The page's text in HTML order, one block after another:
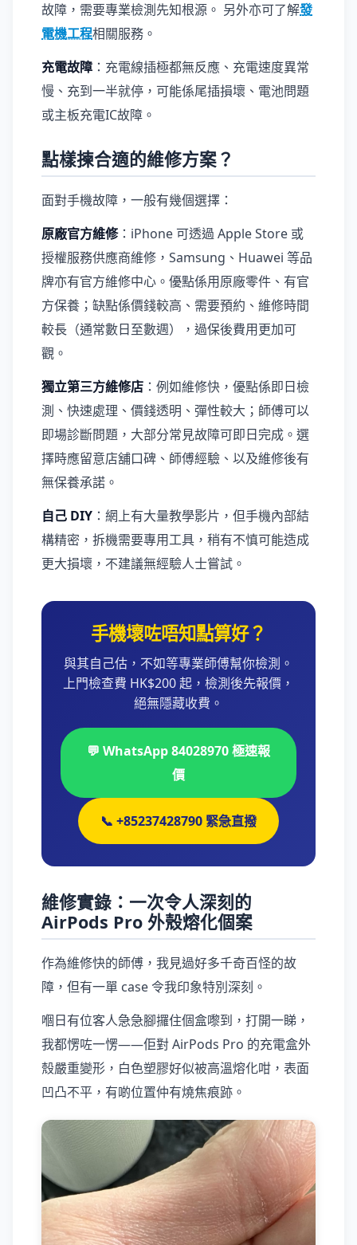
故障，需要專業檢測先知根源。 另外亦可了解發
電機工程相關服務。
充電故障 ：充電線插極都無反應、充電速度異常
慢、充到一半就停，可能係尾插損壞、電池問題
或主板充電IC故障。
點樣揀合適的維修方案？
面對手機故障，一般有幾個選擇：
原廠官方維修：iPhone 可透過 Apple Store 或
授權服務供應商維修，Samsung、Huawei 等品
牌亦有官方維修中心。優點係用原廠零件、有官
方保養；缺點係價錢較高、需要預約、維修時間
較長（通常數日至數週），過保後費用更加可
觀。
獨立第三方維修店 ：例如維修快，優點係即日檢
測、快速處理、價錢透明、彈性較大；師傅可以
即場診斷問題，大部分常見故障可即日完成。選
擇時應留意店舖口碑、師傅經驗、以及維修後有
無保養承諾。
自己 DIY ：網上有大量教學影片，但手機內部結
構精密，拆機需要專用工具，稍有不慎可能造成
更大損壞，不建議無經驗人士嘗試。
手機壞咗唔知點算好？
與其自己估，不如等專業師傅幫你檢測。
上門檢查費 HK$200 起，檢測後先報價，
絕無隱藏收費。
💬 WhatsApp 84028970 極速報
價
📞 +85237428790 緊急直撥
維修實錄：一次令人深刻的
AirPods Pro 外殼熔化個案
作為維修快的師傅，我見過好多千奇百怪的故
障，但有一單 case 令我印象特別深刻。
嗰日有位客人急急腳攞住個盒嚟到，打開一睇，
我都愣咗一愣——佢對 AirPods Pro 的充電盒外
殼嚴重變形，白色塑膠好似被高溫熔化咁，表面
凹凸不平，有啲位置仲有燒焦痕跡。